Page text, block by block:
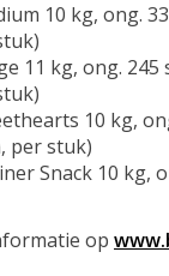
10 kg, ong.
11 kg, ong. 245
10 kg,
per stuk)
Snack 10 kg,
op